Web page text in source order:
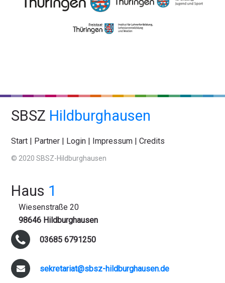
SBSZ Hildburghausen
Start Partner Login Impressum |Credits
© 2020 SBSZ-Hildburghausen
Haus 1
Wiesenstraße 20
98646 Hildburghausen
03685 6791250
sekretariat@sbsz-hildburghausen.de